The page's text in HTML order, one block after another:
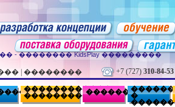
�������� KidsPlay ���������
�������� +7 (727) 310-84-53
������������
�����������������������
�
������